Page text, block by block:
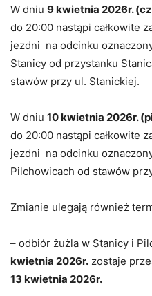
W dniu 9 kwietnia 2026r.
do 20:00 nastąpi całkowite
jezdni na odcinku
Stanicy od przystanku
stawów przy ul. Stanickiej.
W dniu 10 kwietnia 2026r.
do 20:00 nastąpi całkowite
jezdni na odcinku
Pilchowicach od stawów
Zmianie ulegają również
– odbiór żużla w Stanicy i
kwietnia 2026r. zostaje
13 kwietnia 2026r.